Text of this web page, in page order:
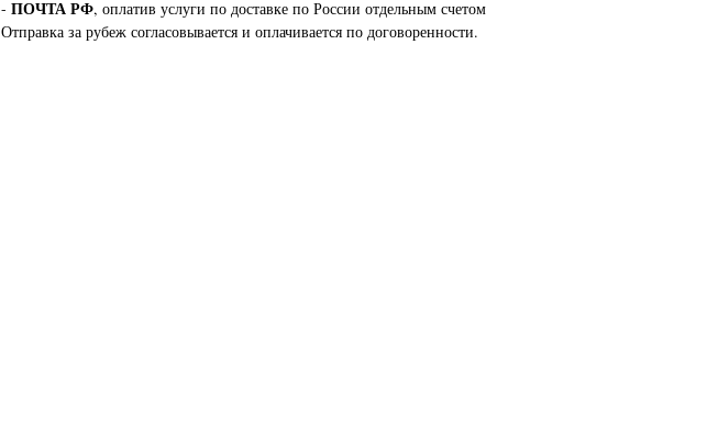
- ПОЧТА РФ, оплатив услуги по доставке по России отдельным счетом
Отправка за рубеж согласовывается и оплачивается по договоренности.